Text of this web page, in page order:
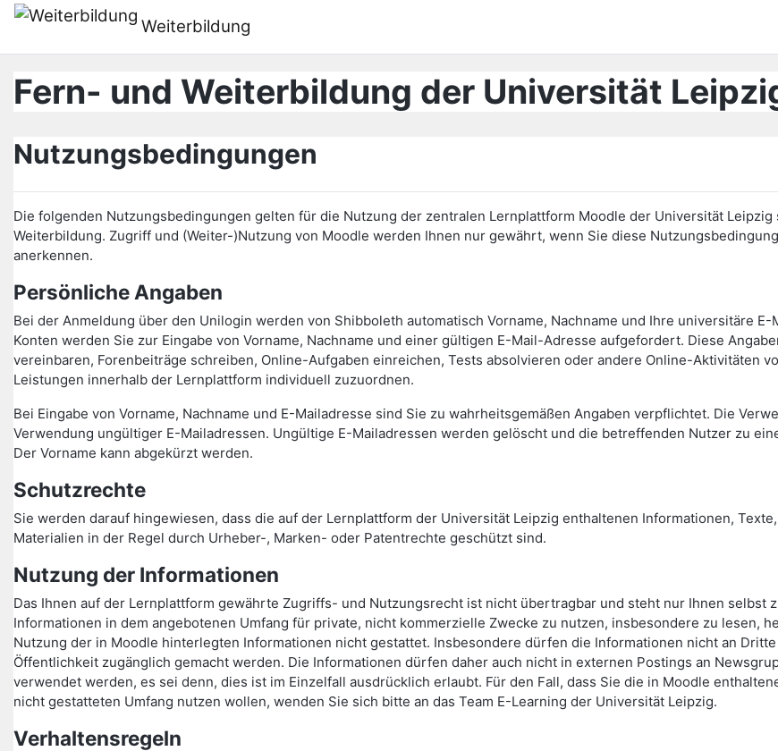
Přejít k hlavnímu obsahu
Weiterbildung
Fern- und Weiterbildung der Universität
Nutzungsbedingungen
Die folgenden Nutzungsbedingungen gelten für die Nutzung der zentralen Lernplattform Moodle der Universität
Weiterbildung. Zugriff und (Weiter-)Nutzung von Moodle werden Ihnen nur gewährt, wenn Sie diese
anerkennen.
Persönliche Angaben
Bei der Anmeldung über den Unilogin werden von Shibboleth automatisch Vorname, Nachname und Ihre universitäre
Konten werden Sie zur Eingabe von Vorname, Nachname und einer gültigen E-Mail-Adresse aufgefordert. Diese
vereinbaren, Forenbeiträge schreiben, Online-Aufgaben einreichen, Tests absolvieren oder andere Online-Aktivitäten
Leistungen innerhalb der Lernplattform individuell zuzuordnen.
Bei Eingabe von Vorname, Nachname und E-Mailadresse sind Sie zu wahrheitsgemäßen Angaben verpflichtet. Die
Verwendung ungültiger E-Mailadressen. Ungültige E-Mailadressen werden gelöscht und die betreffenden Nutzer zu
Der Vorname kann abgekürzt werden.
Schutzrechte
Sie werden darauf hingewiesen, dass die auf der Lernplattform der Universität Leipzig enthaltenen Informationen,
Materialien in der Regel durch Urheber-, Marken- oder Patentrechte geschützt sind.
Nutzung der Informationen
Das Ihnen auf der Lernplattform gewährte Zugriffs- und Nutzungsrecht ist nicht übertragbar und steht nur Ihnen selbst
Informationen in dem angebotenen Umfang für private, nicht kommerzielle Zwecke zu nutzen, insbesondere zu lesen,
Nutzung der in Moodle hinterlegten Informationen nicht gestattet. Insbesondere dürfen die Informationen nicht an
Öffentlichkeit zugänglich gemacht werden. Die Informationen dürfen daher auch nicht in externen Postings an
verwendet werden, es sei denn, dies ist im Einzelfall ausdrücklich erlaubt. Für den Fall, dass Sie die in Moodle
nicht gestatteten Umfang nutzen wollen, wenden Sie sich bitte an das Team E-Learning der Universität Leipzig.
Verhaltensregeln